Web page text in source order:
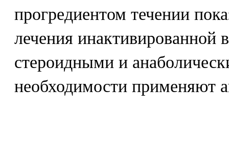
прогредиентом течении
лечения инактивированной
стероидными и
необходимости применяют